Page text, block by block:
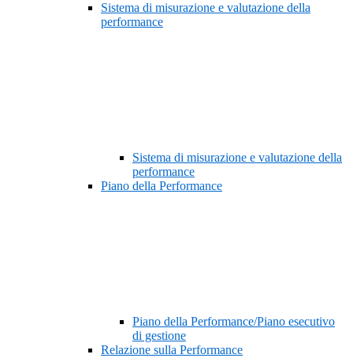
Sistema di misurazione e valutazione della
performance
Sistema di misurazione e valutazione della
performance
Piano della Performance
Piano della Performance/Piano esecutivo
di gestione
Relazione sulla Performance